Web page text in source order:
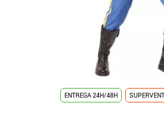
ENTREGA 24H/48H